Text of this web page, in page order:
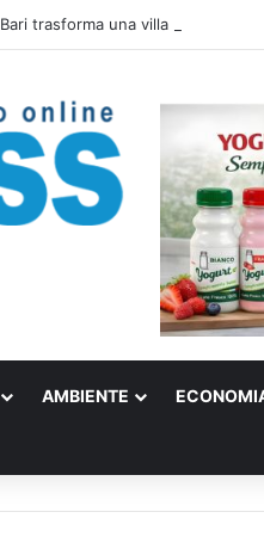
Bari trasforma una villa confiscata
AMBIENTE